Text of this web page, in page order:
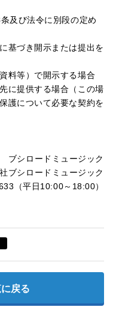
及び法令に別段の定め
基づき開示または提出を
料等）で開示する場合
に提供する場合（この場
護について必要な契約を
ブシロードミュージック
ブシロードミュージック
（平日10:00～18:00）
戻る